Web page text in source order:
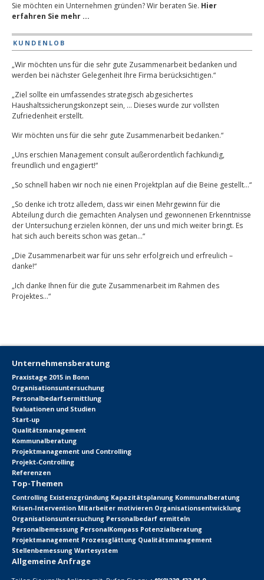
Sie möchten ein Unternehmen gründen? Wir beraten Sie. Hier
erfahren Sie mehr ...
KUNDENLOB
„Wir möchten uns für die sehr gute Zusammenarbeit bedanken und
werden bei nächster Gelegenheit Ihre Firma berücksichtigen.“
„Ziel sollte ein umfassendes strategisch abgesichertes
Haushaltssicherungskonzept sein, … Dieses wurde zur vollsten
Zufriedenheit erstellt.
Wir möchten uns für die sehr gute Zusammenarbeit bedanken.“
„Uns erschien Management consult außerordentlich fachkundig,
freundlich und engagiert!“
„So schnell haben wir noch nie einen Projektplan auf die Beine gestellt…“
„So denke ich trotz alledem, dass wir einen Mehrgewinn für die
Abteilung durch die gemachten Analysen und gewonnenen Erkenntnisse
der Untersuchung erzielen können, der uns und mich weiter bringt. Es
hat sich auch bereits schon was getan…“
„Die Zusammenarbeit war für uns sehr erfolgreich und erfreulich –
danke!“
„Ich danke Ihnen für die gute Zusammenarbeit im Rahmen des
Projektes…“
Unternehmensberatung
Praxistage 2015 in Bonn
Organisationsuntersuchung
Personalbedarfsermittlung
Evaluationen und Studien
Start-up
Qualitätsmanagement
Kommunalberatung
Projektmanagement und Controlling
Projekt-Controlling
Referenzen
Top-Themen
Controlling Existenzgründung Kapazitätsplanung Kommunalberatung
Krisen-Intervention Mitarbeiter motivieren Organisationsentwicklung
Organisationsuntersuchung Personalbedarf ermitteln
Personalbemessung PersonalKompass Potenzialberatung
Projektmanagement Prozessglättung Qualitätsmanagement
Stellenbemessung Wartesystem
Allgemeine Anfrage